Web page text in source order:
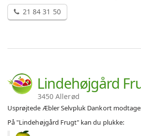
21 84 31 50
Lindehøjgård
3450 Allerød
Usprøjtede Æbler Selvpluk Dankort
På "Lindehøjgård Frugt" kan du plukke: